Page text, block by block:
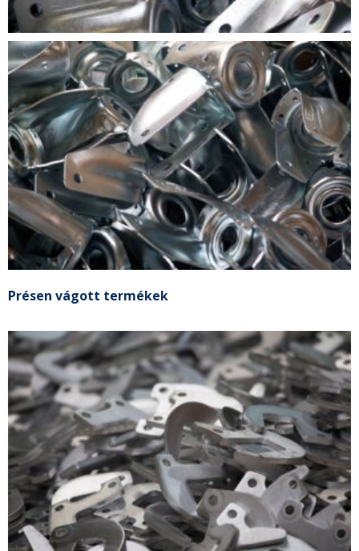
Présen vágott termékek